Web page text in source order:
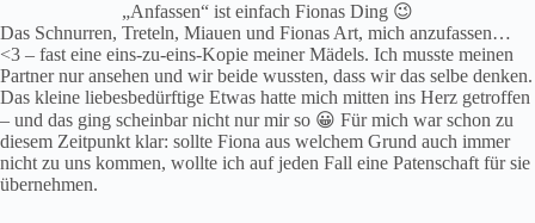
„Anfassen“ ist einfach Fionas Ding 😉
Das Schnurren, Treteln, Miauen und Fionas Art, mich anzufassen…
<3 – fast eine eins-zu-eins-Kopie meiner Mädels. Ich musste meinen
Partner nur ansehen und wir beide wussten, dass wir das selbe denken.
Das kleine liebesbedürftige Etwas hatte mich mitten ins Herz getroffen
– und das ging scheinbar nicht nur mir so 😀 Für mich war schon zu
diesem Zeitpunkt klar: sollte Fiona aus welchem Grund auch immer
nicht zu uns kommen, wollte ich auf jeden Fall eine Patenschaft für sie
übernehmen.